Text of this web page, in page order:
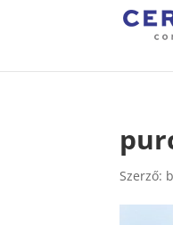
Szerző: